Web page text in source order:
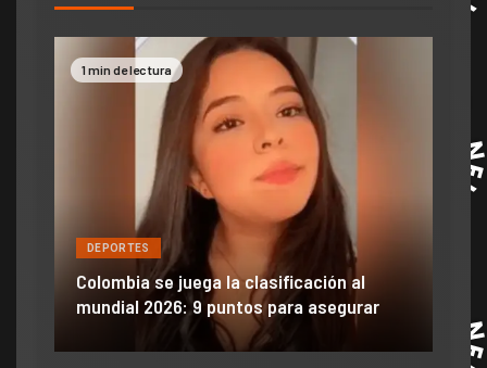
1 min de lectura
DEPORTES
Colombia se juega la clasificación al
mundial 2026: 9 puntos para asegurar